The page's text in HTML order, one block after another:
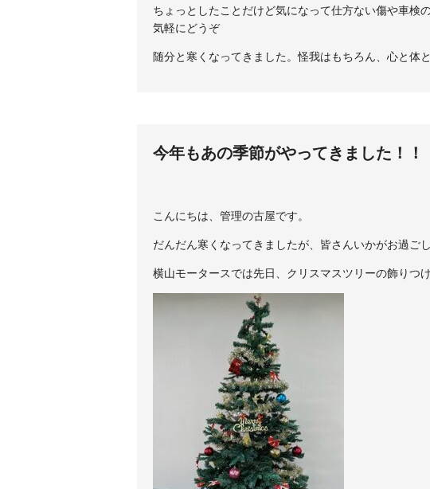
ちょっとしたことだけど気になって仕方ない傷や車検
気軽にどうぞ
随分と寒くなってきました。怪我はもちろん、心と体
今年もあの季節がやってきました！！
こんにちは、管理の古屋です。
だんだん寒くなってきましたが、皆さんいかがお過ごし
横山モータースでは先日、クリスマスツリーの飾りつ